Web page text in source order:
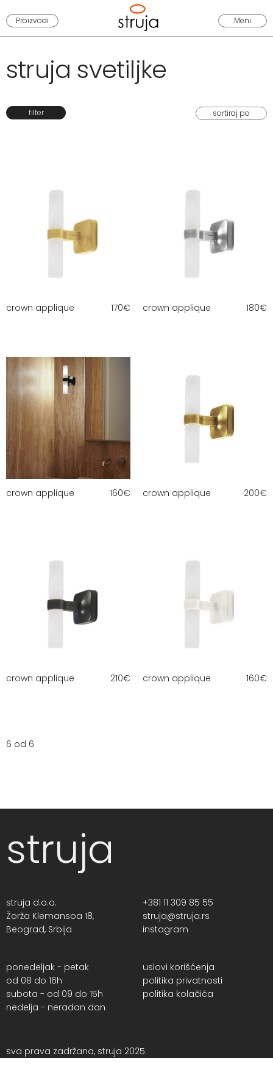
Proizvodi Meni
struja svetiljke
filter
crown applique 170€ crown applique 180€
crown applique 160€ crown applique 200€
crown applique 210€ crown applique 160€
6 od 6
struja
struja d.o.o.
Žorža Klemansoa 18,
Beograd, Srbija
+381 11 309 85 55
struja@struja.rs
instagram
ponedeljak - petak
od 08 do 16h
subota - od 09 do 15h
nedelja - neradan dan
uslovi korišćenja
politika privatnosti
politika kolačića
sva prava zadržana, struja 2025.